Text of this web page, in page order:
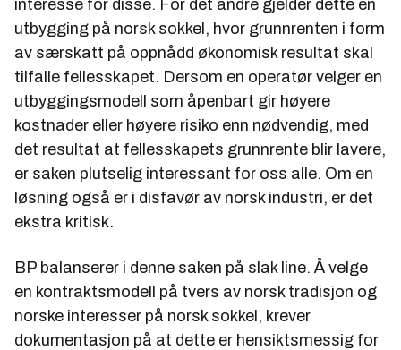
interesse for disse. For det andre gjelder dette en
utbygging på norsk sokkel, hvor grunnrenten i form
av særskatt på oppnådd økonomisk resultat skal
tilfalle fellesskapet. Dersom en operatør velger en
utbyggingsmodell som åpenbart gir høyere
kostnader eller høyere risiko enn nødvendig, med
det resultat at fellesskapets grunnrente blir lavere,
er saken plutselig interessant for oss alle. Om en
løsning også er i disfavør av norsk industri, er det
ekstra kritisk.
BP balanserer i denne saken på slak line. Å velge
en kontraktsmodell på tvers av norsk tradisjon og
norske interesser på norsk sokkel, krever
dokumentasjon på at dette er hensiktsmessig for